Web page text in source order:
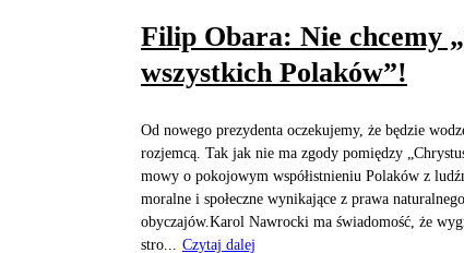
Filip Obara: Nie chcemy
wszystkich Polaków”!
Od nowego prezydenta oczekujemy, że będzie
rozjemcą. Tak jak nie ma zgody pomiędzy
mowy o pokojowym współistnieniu Polaków z
moralne i społeczne wynikające z prawa
obyczajów.Karol Nawrocki ma świadomość, że
stro...
Czytaj dalej